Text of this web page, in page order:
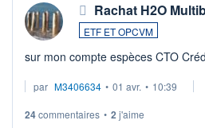
Rachat H2O
ETF ET OPCVM
sur mon compte espèces CTO
par M3406634 • 01 avr. • 10:39
24commentaires • 2 j'aime